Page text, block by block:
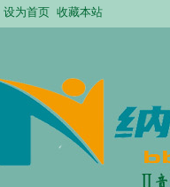
设为首页 收藏本站